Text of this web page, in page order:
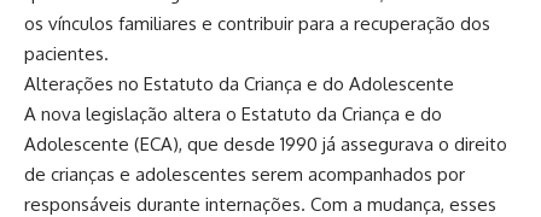
os vínculos familiares e contribuir para a recuperação dos
pacientes.
Alterações no Estatuto da Criança e do Adolescente
A nova legislação altera o Estatuto da Criança e do
Adolescente (ECA), que desde 1990 já assegurava o direito
de crianças e adolescentes serem acompanhados por
responsáveis durante internações. Com a mudança, esses